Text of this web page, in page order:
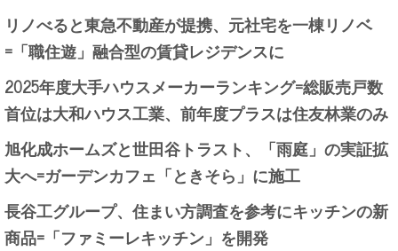
リノべると東急不動産が提携、元社宅を一棟リノベ
=「職住遊」融合型の賃貸レジデンスに
2025年度大手ハウスメーカーランキング=総販売戸数
首位は大和ハウス工業、前年度プラスは住友林業のみ
旭化成ホームズと世田谷トラスト、「雨庭」の実証拡
大へ=ガーデンカフェ「ときそら」に施工
長谷工グループ、住まい方調査を参考にキッチンの新
商品=「ファミーレキッチン」を開発